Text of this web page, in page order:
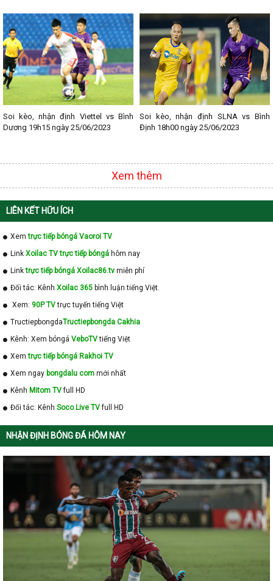
- Lịch thi đấu V - League
- Lịch thi đấu Cup C1
Soi kèo, nhận định Viettel vs Bình
Dương 19h15 ngày 25/06/2023
Soi kèo, nhận định SLNA vs Bình
Định 18h00 ngày 25/06/2023
Xem thêm
LIÊN KẾT HỮU ÍCH
Xemtrực tiếp bóngá Vaoroi TV
Link Xoilac TV trực tiếp bóngá hôm nay
Linktrực tiếp bóngá Xoilac86.tv miễn phí
Đối tác: Kênh Xoilac 365 bình luận tiếng Việt.
Xem: 90P TVtrực tuyến tiếng Việt
TructiepbongdaTructiepbongda Cakhia
Kênh: Xem bóngá VeboTVtiếng Việt
Xemtrực tiếp bóngá Rakhoi TV
Xem ngay bongdalu com mới nhất
Kênh Mitom TVfull HD
Đối tác: Kênh Soco Live TVfull HD
NHẬN ĐỊNH BÓNG ĐÁ HÔM NAY